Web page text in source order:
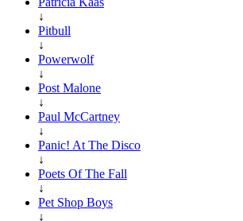
↓
Pitbull
↓
Powerwolf
↓
Post Malone
↓
Paul McCartney
↓
Panic! At The Disco
↓
Poets Of The Fall
↓
Pet Shop Boys
↓